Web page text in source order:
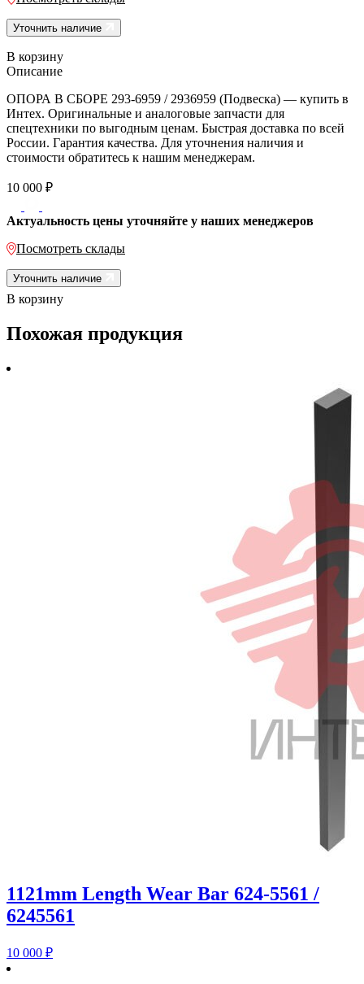
Уточнить наличие
В корзину
Описание
ОПОРА В СБОРЕ 293-6959 / 2936959 (Подвеска) — купить в
Интех. Оригинальные и аналоговые запчасти для
спецтехники по выгодным ценам. Быстрая доставка по всей
России. Гарантия качества. Для уточнения наличия и
стоимости обратитесь к нашим менеджерам.
10 000 ₽
Актуальность цены уточняйте у наших менеджеров
Посмотреть склады
Уточнить наличие
В корзину
Похожая продукция
1121mm Length Wear Bar 624-5561 /
6245561
10 000 ₽